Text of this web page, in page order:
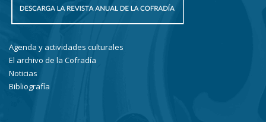
Agenda y actividades culturales
El archivo de la Cofradía
Noticias
Bibliografía